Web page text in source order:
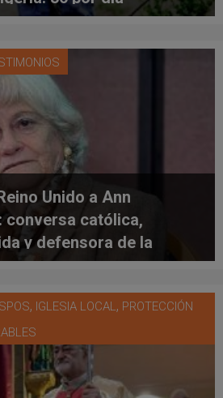
Unido a Ann
conversa católica,
y defensora de la
Dos investigados
, IGLESIA LOCAL, PROTECCIÓN